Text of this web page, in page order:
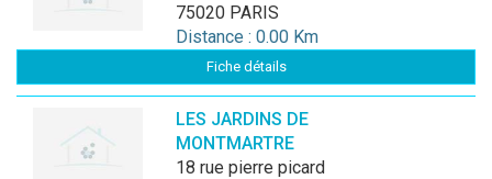
75020 PARIS
Distance : 0.00 Km
Fiche détails
LES JARDINS DE
MONTMARTRE
18 rue pierre picard